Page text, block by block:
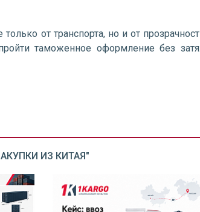
от транспорта, но и от
таможенное оформление без
ИЗ КИТАЯ"